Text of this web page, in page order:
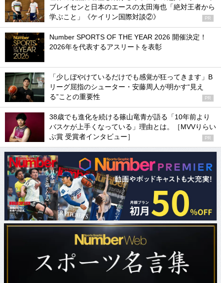
ブレイセンと日本のエースの太田海也「絶対王者から
学ぶこと」《ケイリン国際対談②》
PR
Number SPORTS OF THE YEAR 2026 開催決定！
2026年を代表するアスリートを表彰
「少しぼやけているだけでも感覚が狂ってきます」B
リーグ屈指のシューター・安藤周人が明かす“見え
る”ことの重要性
PR
38歳でも進化を続ける篠山竜青が語る「10年前より
バスケが上手くなっている」理由とは。［MVVりらい
ぶ賞 受賞者インタビュー］
PR